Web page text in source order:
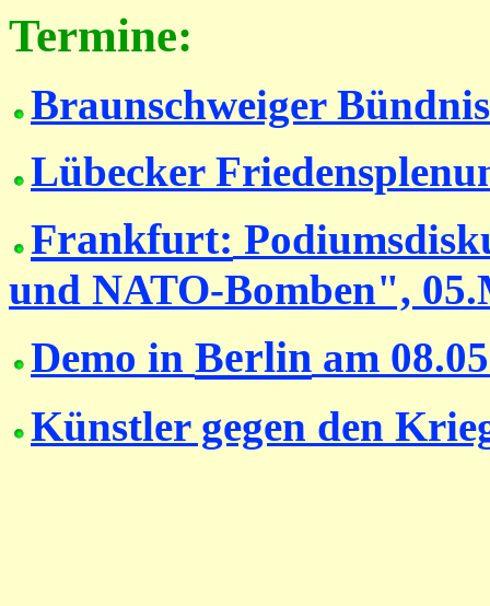
Termine:
Braunschweiger
Lübecker
Frankfurt:
und NATO-Bomben",
Demo in Berlin am
Künstler gegen den